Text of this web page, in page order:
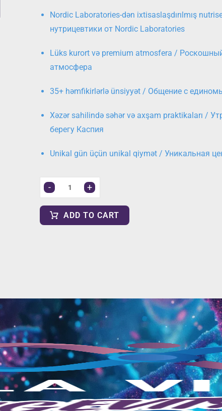
Nordic Laboratories-dən ixtisaslaşdırılmış
нутрицевтики от Nordic Laboratories
Lüks kurort və premium atmosfera /
атмосфера
35+ həmfikirlərlə ünsiyyət / Общение с
Xəzər sahilində səhər və axşam praktikaları /
берегу Каспия
Unikal gün üçün unikal qiymət / Уникальная
- +
ADD TO CART